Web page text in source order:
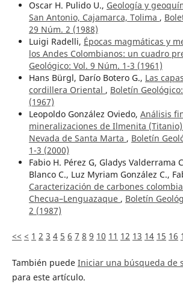
Oscar H. Pulido U., Geología y
San Antonio, Cajamarca, Tolima ,
29 Núm. 2 (1988)
Luigi Radelli, Épocas magmáticas y
los Andes Colombianos: un cuadro
Geológico: Vol. 9 Núm. 1-3 (1961)
Hans Bürgl, Darío Botero G., Las
cordillera Oriental , Boletín
(1967)
Leopoldo González Oviedo, Análisis
mineralizaciones de Ilmenita
Nevada de Santa Marta , Boletín
1-3 (2000)
Fabio H. Pérez G, Gladys Valderrama
Blanco C., Luz Myriam González C.,
Caracterización de carbones
Checua–Lenguazaque , Boletín
2 (1987)
<< < 1 2 3 4 5 6 7 8 9 10 11 12 13 14 15 16
También puede Iniciar una búsqueda de
para este artículo.